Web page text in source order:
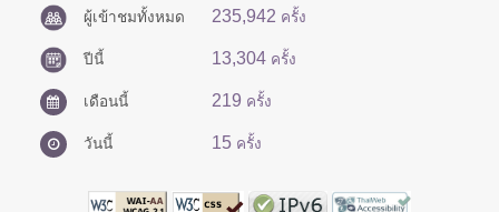
ผู้เข้าชมทั้งหมด 235,942 ครั้ง
ปีนี้ 13,304 ครั้ง
เดือนนี้ 219 ครั้ง
วันนี้ 15 ครั้ง